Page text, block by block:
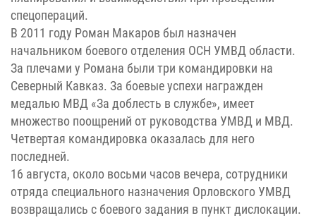
спецопераций.
В 2011 году Роман Макаров был назначен
начальником боевого отделения ОСН УМВД области.
За плечами у Романа были три командировки на
Северный Кавказ. За боевые успехи награжден
медалью МВД «За доблесть в службе», имеет
множество поощрений от руководства УМВД и МВД.
Четвертая командировка оказалась для него
последней.
16 августа, около восьми часов вечера, сотрудники
отряда специального назначения Орловского УМВД
возвращались с боевого задания в пункт дислокации.